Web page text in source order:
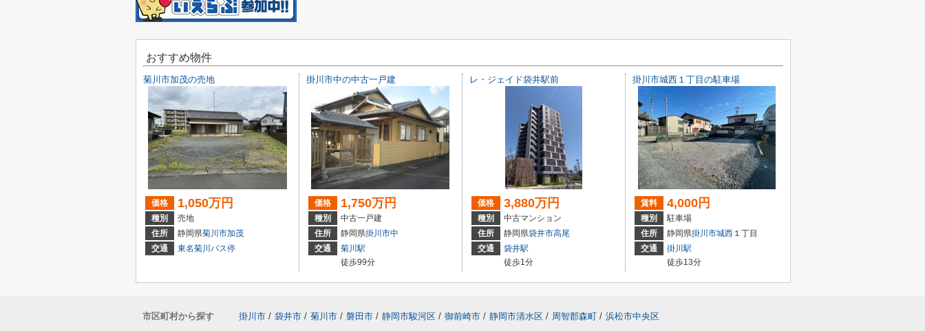
おすすめ物件
菊川市加茂の売地
価格 1,050万円
種別
売地
住所
静岡県菊川市加茂
交通
東名菊川バス停
掛川市中の中古一戸建
価格 1,750万円
種別
中古一戸建
住所
静岡県掛川市中
交通
菊川駅
徒歩99分
レ・ジェイド袋井駅前
価格 3,880万円
種別
中古マンション
住所
静岡県袋井市高尾
交通
袋井駅
徒歩1分
掛川市城西１丁目の駐車場
賃料 4,000円
種別
駐車場
住所
静岡県掛川市城西 １丁目
交通
掛川駅
徒歩13分
市区町村から探す 掛川市 / 袋井市 / 菊川市 / 磐田市 / 静岡市駿河区 / 御前崎市 / 静岡市清水区 / 周智郡森町 / 浜松市中央区